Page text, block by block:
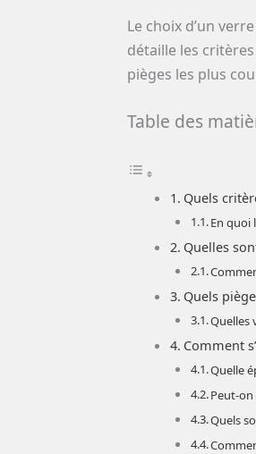
Le choix d’un
détaille les
pièges les plus
Table des
Quels
En quoi
Quelles
Quels
Quelles
Comment
Quelle
Peut-on
Quels